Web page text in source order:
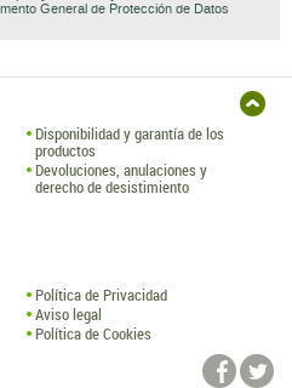
General de Protección de Datos
Disponibilidad y garantía de los
productos
Devoluciones, anulaciones y
derecho de desistimiento
Política de Privacidad
Aviso legal
Política de Cookies